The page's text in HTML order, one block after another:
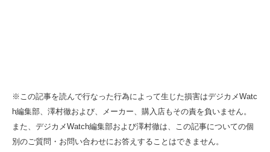
※この記事を読んで行なった行為によって生じた損害はデジカメWatc
h編集部、澤村徹および、メーカー、購入店もその責を負いません。
また、デジカメWatch編集部および澤村徹は、この記事についての個
別のご質問・お問い合わせにお答えすることはできません。